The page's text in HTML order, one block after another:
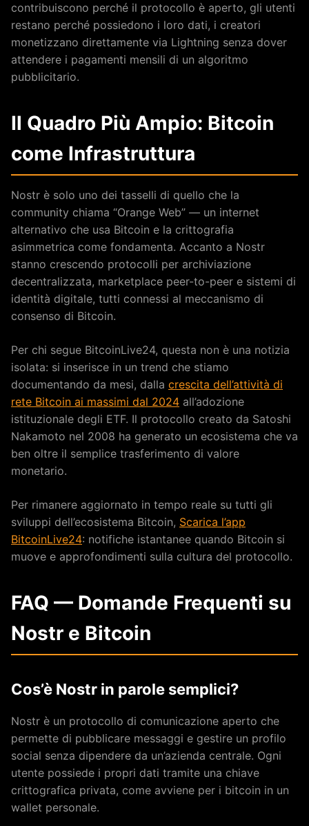
contribuiscono perché il protocollo è aperto, gli utenti
restano perché possiedono i loro dati, i creatori
monetizzano direttamente via Lightning senza dover
attendere i pagamenti mensili di un algoritmo
pubblicitario.
Il Quadro Più Ampio: Bitcoin
come Infrastruttura
Nostr è solo uno dei tasselli di quello che la
community chiama “Orange Web” — un internet
alternativo che usa Bitcoin e la crittografia
asimmetrica come fondamenta. Accanto a Nostr
stanno crescendo protocolli per archiviazione
decentralizzata, marketplace peer-to-peer e sistemi di
identità digitale, tutti connessi al meccanismo di
consenso di Bitcoin.
Per chi segue BitcoinLive24, questa non è una notizia
isolata: si inserisce in un trend che stiamo
documentando da mesi, dalla crescita dell’attività di
rete Bitcoin ai massimi dal 2024 all’adozione
istituzionale degli ETF. Il protocollo creato da Satoshi
Nakamoto nel 2008 ha generato un ecosistema che va
ben oltre il semplice trasferimento di valore
monetario.
Per rimanere aggiornato in tempo reale su tutti gli
sviluppi dell’ecosistema Bitcoin, Scarica l’app
BitcoinLive24: notifiche istantanee quando Bitcoin si
muove e approfondimenti sulla cultura del protocollo.
FAQ — Domande Frequenti su
Nostr e Bitcoin
Cos’è Nostr in parole semplici?
Nostr è un protocollo di comunicazione aperto che
permette di pubblicare messaggi e gestire un profilo
social senza dipendere da un’azienda centrale. Ogni
utente possiede i propri dati tramite una chiave
crittografica privata, come avviene per i bitcoin in un
wallet personale.